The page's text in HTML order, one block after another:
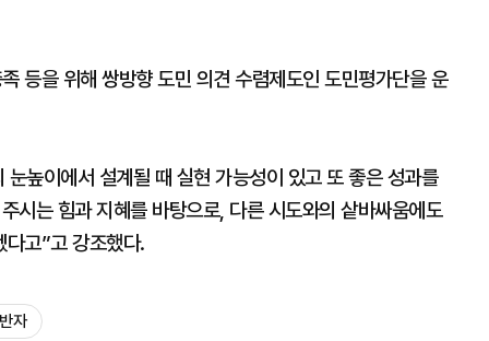
등을 위해 쌍방향 도민 의견 수렴제도인 도민평가단을 운
높이에서 설계될 때 실현 가능성이 있고 또 좋은 성과를
시는 힘과 지혜를 바탕으로, 다른 시도와의 샅바싸움에도
고”고 강조했다.
자